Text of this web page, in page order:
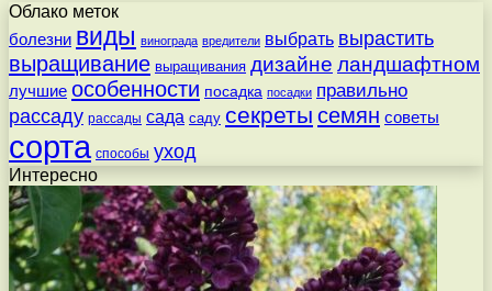
Облако меток
болезни виды винограда вредители выбрать вырастить
выращивание выращивания дизайне ландшафтном
лучшие особенности посадка посадки правильно
рассаду рассады сада саду секреты семян советы
сорта способы уход
Интересно